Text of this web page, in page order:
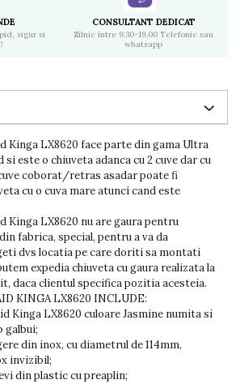
sigur si
CONSULTANT DEDICAT
Zilnic intre 9.30-19.00 Telefonic sau
whatsapp
Kinga LX8620 face parte din gama Ultra
este o chiuveta adanca cu 2 cuve dar cu
coborat/retras asadar poate fi
cu o cuva mare atunci cand este
Kinga LX8620 nu are gaura pentru
fabrica, special, pentru a va da
dvs locatia pe care doriti sa montati
expedia chiuveta cu gaura realizata la
daca clientul specifica pozitia acesteia.
KINGA LX8620 INCLUDE:
Kinga LX8620 culoare Jasmine numita si
galbui;
din inox, cu diametrul de 114mm,
invizibil;
din plastic cu preaplin;